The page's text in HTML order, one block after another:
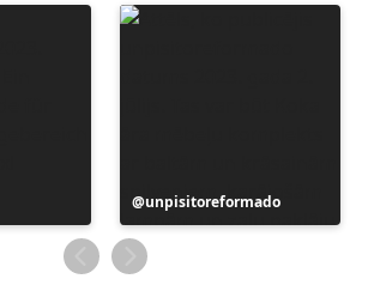
Ierakstu
publicējis
unpisitoreformado